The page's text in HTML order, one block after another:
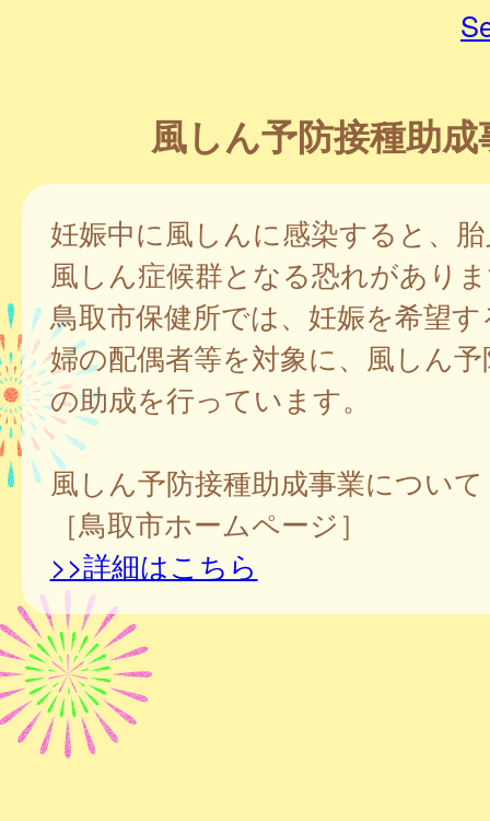
風しん予防接種助成
妊娠中に風しんに感染すると、
風しん症候群となる恐れがあり
鳥取市保健所では、妊娠を希望
婦の配偶者等を対象に、風しん
の助成を行っています。
風しん予防接種助成事業について
［鳥取市ホームページ］
>>詳細はこちら